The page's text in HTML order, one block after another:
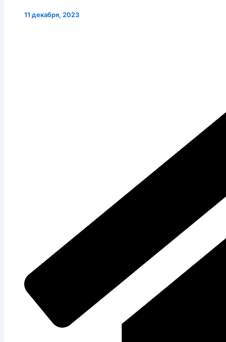
11 декабря, 2023